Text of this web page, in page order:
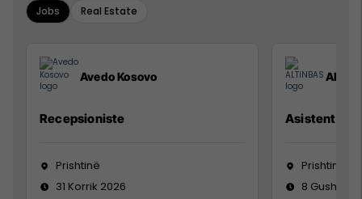
Jobs Real Estate
Avedo Kosovo
Recepsioniste
Prishtinë
31 Korrik 2026
Asistente e
Prishtinë
8 Gusht